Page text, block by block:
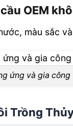
OEM
màu sắc
ứng và gia
Trồng